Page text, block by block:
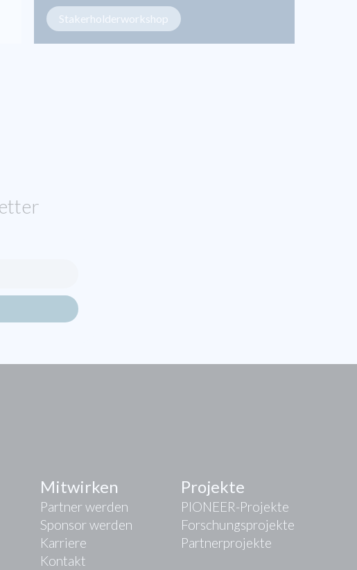
Stakerholderworkshop
Mitwirken
Partner werden
Sponsor werden
Karriere
Kontakt
Projekte
PIONEER-Projekte
Forschungsprojekte
Partnerprojekte